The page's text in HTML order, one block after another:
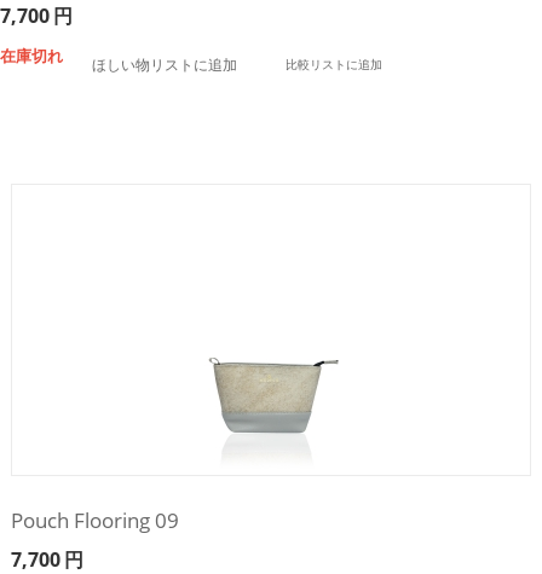
7,700円
在庫切れ ほしい物リストに追加 比較リストに追加
Pouch Flooring 09
7,700円